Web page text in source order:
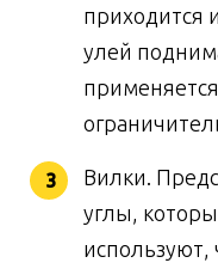
приходится
улей
Вилки.
углы,
используют,